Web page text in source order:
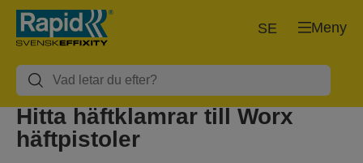
Meny
SE
Hitta häftklamrar till Worx
häftpistoler